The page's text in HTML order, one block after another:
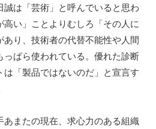
誠は「芸術」と呼んでいると思わ
い」ことよりむしろ「その人に
あり、技術者の代替不能性や人間
ぱら使われている。優れた診断
「製品ではないのだ」と宣言す
またの現在、求心力のある組織